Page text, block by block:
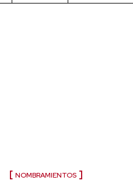
NOMBRAMIENTOS